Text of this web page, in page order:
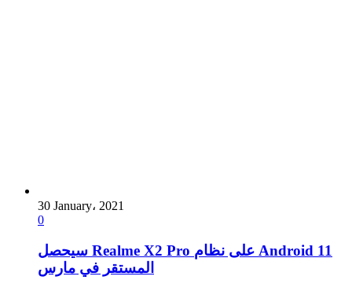
30 January، 2021
0
سيحصل Realme X2 Pro على نظام Android 11
المستقر في مارس